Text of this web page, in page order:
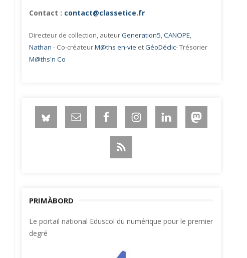
Contact : contact@classetice.fr
Directeur de collection, auteurGeneration5,CANOPE,
Nathan - Co-créateurM@ths en-vie etGéoDéclic- Trésorier
M@ths'n Co
PRIMÀBORD
Le portail national Eduscol du numérique pour le premier
degré